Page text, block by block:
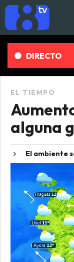
DIRECTO
EL TIEMPO
alguna
El ambiente